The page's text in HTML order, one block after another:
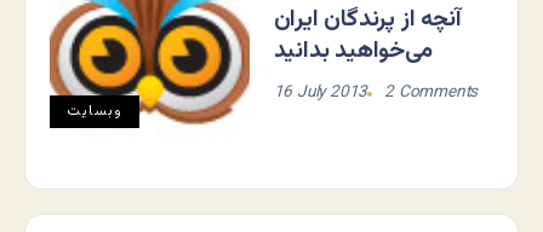
وبسایت
آنچه از پرندگان ایران
می‌خواهید بدانید
16 July 2013 2 Comments